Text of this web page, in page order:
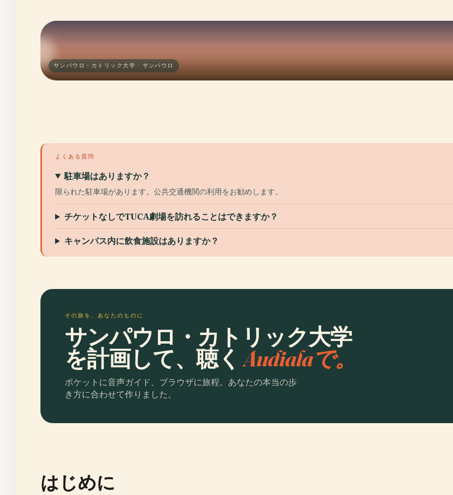
サンパウロ・カトリック大学 · サンパウロ
よくある質問
駐車場はありますか？
限られた駐車場があります。公共交通機関の利用をお勧めします。
チケットなしでTUCA劇場を訪れることはできますか？
キャンパス内に飲食施設はありますか？
その旅を、あなたのものに
サンパウロ・カトリック大学
を計画して、聴くAudialaで。
ポケットに音声ガイド、ブラウザに旅程。あなたの本当の歩
き方に合わせて作りました。
はじめに